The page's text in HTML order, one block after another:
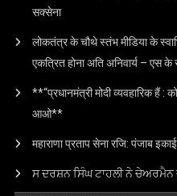
सक्सेना
लोकतंत्र के चौथे स्तंभ मीडिया के
एकत्रित होना अति अनिवार्य – एस
**“प्रधानमंत्री मोदी व्यवहारिक हैं
आओ**
महाराणा प्रताप सेना रजि: पंजाब
ਸ ਦਰਸ਼ਨ ਸਿੰਘ ਟਾਹਲੀ ਨੇ